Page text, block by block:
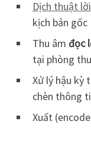
Dịch thuật
kịch bản gốc
Thu âm đọc
tại phòng
Xử lý hậu kỳ
chèn thông
Xuất